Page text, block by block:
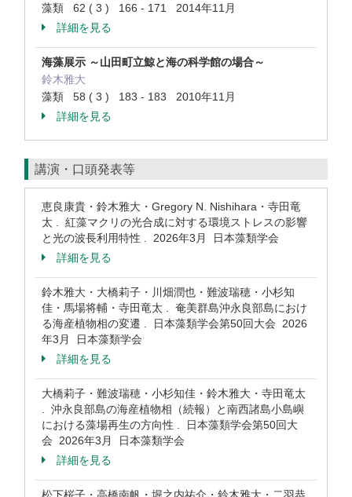
藻類 62 ( 3 ) 166 - 171 2014年11月
詳細を見る
海藻展示 ～山田町立鯨と海の科学館の場合～
鈴木雅大
藻類 58 ( 3 ) 183 - 183 2010年11月
詳細を見る
講演・口頭発表等
恵良康貴・鈴木雅大・Gregory N. Nishihara・寺田竜
太 . 紅藻マクリの光合成に対する環境ストレスの影響
と光の波長利用特性 . 2026年3月 日本藻類学会
詳細を見る
鈴木雅大・大橋莉子・川畑潤也・難波瑞穂・小杉知
佳・馬場将輔・寺田竜太 . 奄美群島沖永良部島におけ
る海産植物相の変遷 . 日本藻類学会第50回大会 2026
年3月 日本藻類学会
詳細を見る
大橋莉子・難波瑞穂・小杉知佳・鈴木雅大・寺田竜太
. 沖永良部島の海産植物相（続報）と南西諸島小島嶼
における藻場再生の方向性 . 日本藻類学会第50回大
会 2026年3月 日本藻類学会
詳細を見る